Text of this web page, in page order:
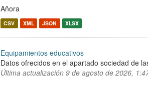
Añora
CSV XML JSON XLSX
Equipamientos educativos
Datos ofrecidos en el apartado sociedad de
Última actualización 9 de agosto de 2026,